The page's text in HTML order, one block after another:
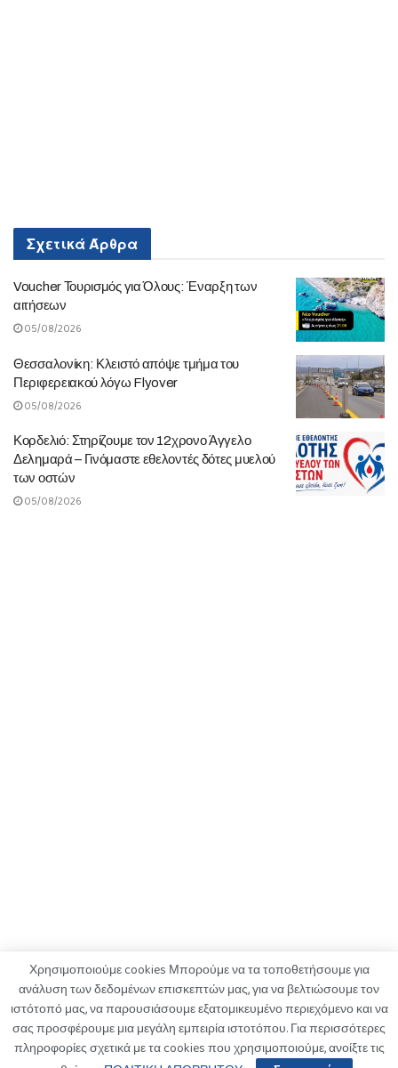
ΣχετικάΆρθρα
Voucher Τουρισμός για Όλους: Έναρξη των
αιτήσεων
05/08/2026
Θεσσαλονίκη: Κλειστό απόψε τμήμα του
Περιφερειακού λόγω Flyover
05/08/2026
Κορδελιό: Στηρίζουμε τον 12χρονο Άγγελο
Δελημαρά – Γινόμαστε εθελοντές δότες μυελού
των οστών
05/08/2026
ΟΡΟΙ ΧΡΗΣΗΣ ΠΟΛΙΤΙΚΗ ΑΠΟΡΡΗΤΟΥ
ΔΙΑΦΗΜΙΣΗ
ΚΑΤΑΓΓΕΛΙΕΣ
ΕΠΙΚΟΙΝΩΝΙΑ
Χρησιμοποιούμε cookies Μπορούμε να τα τοποθετήσουμε για
ανάλυση των δεδομένων επισκεπτών μας, για να βελτιώσουμε τον
ιστότοπό μας, να παρουσιάσουμε εξατομικευμένο περιεχόμενο και να
σας προσφέρουμε μια μεγάλη εμπειρία ιστοτόπου. Για περισσότερες
πληροφορίες σχετικά με τα cookies που χρησιμοποιούμε, ανοίξτε τις